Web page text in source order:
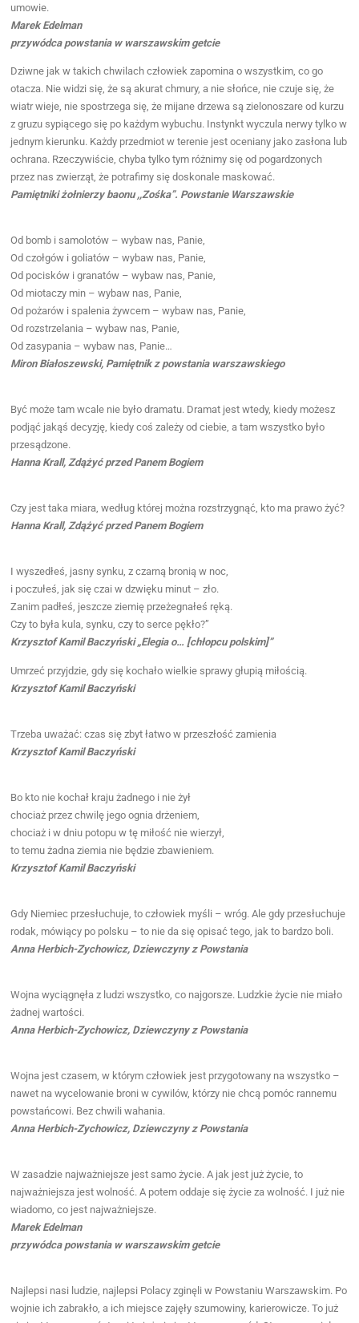
umowie.
Marek Edelman
przywódca powstania w warszawskim getcie
Dziwne jak w takich chwilach człowiek zapomina o wszystkim, co go
otacza. Nie widzi się, że są akurat chmury, a nie słońce, nie czuje się, że
wiatr wieje, nie spostrzega się, że mijane drzewa są zielonoszare od kurzu
z gruzu sypiącego się po każdym wybuchu. Instynkt wyczula nerwy tylko w
jednym kierunku. Każdy przedmiot w terenie jest oceniany jako zasłona lub
ochrana. Rzeczywiście, chyba tylko tym różnimy się od pogardzonych
przez nas zwierząt, że potrafimy się doskonale maskować.
Pamiętniki żołnierzy baonu ,,Zośka”. Powstanie Warszawskie
Od bomb i samolotów – wybaw nas, Panie,
Od czołgów i goliatów – wybaw nas, Panie,
Od pocisków i granatów – wybaw nas, Panie,
Od miotaczy min – wybaw nas, Panie,
Od pożarów i spalenia żywcem – wybaw nas, Panie,
Od rozstrzelania – wybaw nas, Panie,
Od zasypania – wybaw nas, Panie…
Miron Białoszewski, Pamiętnik z powstania warszawskiego
Być może tam wcale nie było dramatu. Dramat jest wtedy, kiedy możesz
podjąć jakąś decyzję, kiedy coś zależy od ciebie, a tam wszystko było
przesądzone.
Hanna Krall, Zdążyć przed Panem Bogiem
Czy jest taka miara, według której można rozstrzygnąć, kto ma prawo żyć?
Hanna Krall, Zdążyć przed Panem Bogiem
I wyszedłeś, jasny synku, z czarną bronią w noc,
i poczułeś, jak się czai w dzwięku minut – zło.
Zanim padłeś, jeszcze ziemię przeżegnałeś ręką.
Czy to była kula, synku, czy to serce pękło?”
Krzysztof Kamil Baczyński „Elegia o… [chłopcu polskim]”
Umrzeć przyjdzie, gdy się kochało wielkie sprawy głupią miłością.
Krzysztof Kamil Baczyński
Trzeba uważać: czas się zbyt łatwo w przeszłość zamienia
Krzysztof Kamil Baczyński
Bo kto nie kochał kraju żadnego i nie żył
chociaż przez chwilę jego ognia drżeniem,
chociaż i w dniu potopu w tę miłość nie wierzył,
to temu żadna ziemia nie będzie zbawieniem.
Krzysztof Kamil Baczyński
Gdy Niemiec przesłuchuje, to człowiek myśli – wróg. Ale gdy przesłuchuje
rodak, mówiący po polsku – to nie da się opisać tego, jak to bardzo boli.
Anna Herbich-Zychowicz, Dziewczyny z Powstania
Wojna wyciągnęła z ludzi wszystko, co najgorsze. Ludzkie życie nie miało
żadnej wartości.
Anna Herbich-Zychowicz, Dziewczyny z Powstania
Wojna jest czasem, w którym człowiek jest przygotowany na wszystko –
nawet na wycelowanie broni w cywilów, którzy nie chcą pomóc rannemu
powstańcowi. Bez chwili wahania.
Anna Herbich-Zychowicz, Dziewczyny z Powstania
W zasadzie najważniejsze jest samo życie. A jak jest już życie, to
najważniejsza jest wolność. A potem oddaje się życie za wolność. I już nie
wiadomo, co jest najważniejsze.
Marek Edelman
przywódca powstania w warszawskim getcie
Najlepsi nasi ludzie, najlepsi Polacy zginęli w Powstaniu Warszawskim. Po
wojnie ich zabrakło, a ich miejsce zajęły szumowiny, karierowicze. To już